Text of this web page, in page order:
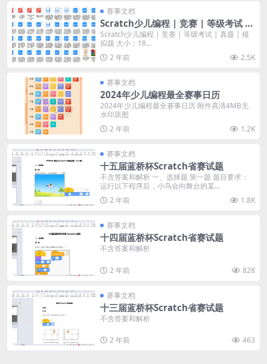
赛事文档
Scratch少儿编程 | 竞赛 | 等级考试 |
真题 | 模拟题
Scratch少儿编程 | 竞赛 | 等级考试 | 真题 | 模
拟题 大小：18...
2 年前
2.5K
赛事文档
2024年少儿编程最全赛事日历
2024年少儿编程最全赛事日历 附件高清4MB无
水印原图
2 年前
1.2K
赛事文档
十五届蓝桥杯Scratch省赛试题
不含答案和解析 一、选择题 第一题 题目要求：
运行以下程序后，小鸟会向舞台的某...
2 年前
1.8K
赛事文档
十四届蓝桥杯Scratch省赛试题
不含答案和解析
2 年前 828
赛事文档
十三届蓝桥杯Scratch省赛试题
不含答案和解析
2 年前 463